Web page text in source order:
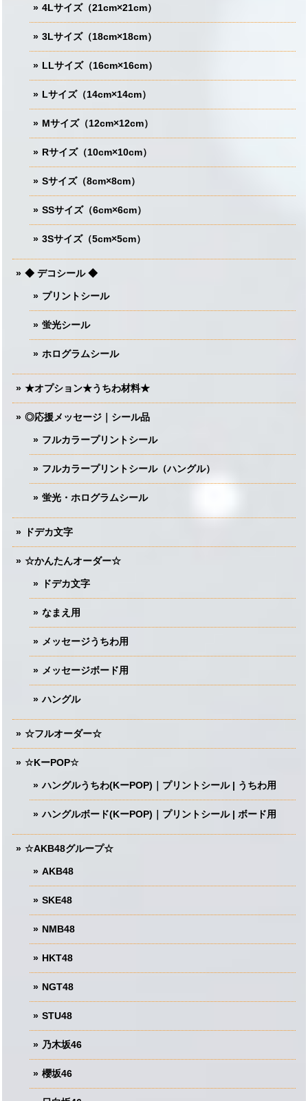
4Lサイズ（21cm×21cm）
3Lサイズ（18cm×18cm）
LLサイズ（16cm×16cm）
Lサイズ（14cm×14cm）
Mサイズ（12cm×12cm）
Rサイズ（10cm×10cm）
Sサイズ（8cm×8cm）
SSサイズ（6cm×6cm）
3Sサイズ（5cm×5cm）
◆ デコシール ◆
プリントシール
蛍光シール
ホログラムシール
★オプション★うちわ材料★
◎応援メッセージ｜シール品
フルカラープリントシール
フルカラープリントシール（ハングル）
蛍光・ホログラムシール
ドデカ文字
☆かんたんオーダー☆
ドデカ文字
なまえ用
メッセージうちわ用
メッセージボード用
ハングル
☆フルオーダー☆
☆KーPOP☆
ハングルうちわ(KーPOP)｜プリントシール | うちわ用
ハングルボード(KーPOP)｜プリントシール | ボード用
☆AKB48グループ☆
AKB48
SKE48
NMB48
HKT48
NGT48
STU48
乃木坂46
櫻坂46